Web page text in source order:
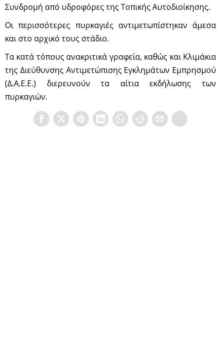
Συνδρομή από υδροφόρες της Τοπικής Αυτοδιοίκησης.
Οι περισσότερες πυρκαγιές αντιμετωπίστηκαν άμεσα
και στο αρχικό τους στάδιο.
Τα κατά τόπους ανακριτικά γραφεία, καθώς και Κλιμάκια
της Διεύθυνσης Αντιμετώπισης Εγκλημάτων Εμπρησμού
(Δ.Α.Ε.Ε.) διερευνούν τα αίτια εκδήλωσης των
πυρκαγιών.